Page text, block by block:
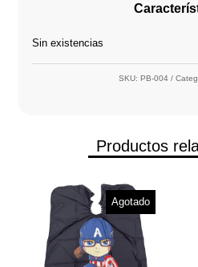
Sin existencias
SKU: PB-004
Productos
Agotado